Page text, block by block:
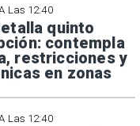
Las 12:40
quinto
contempla
restricciones y
en zonas
Las 12:40